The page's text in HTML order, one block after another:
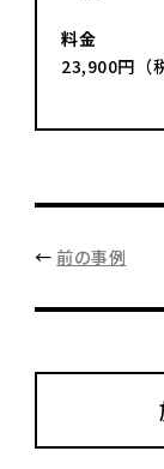
料金
23,900円（
← 前の事例